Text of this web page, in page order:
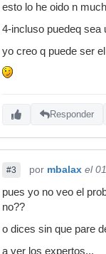
esto lo he oido n
4-incluso puedeq sea
yo creo q puede ser
Responder
#3 por mbalax el
pues yo no veo el
no??
o dices sin que pare
a ver los expertos...